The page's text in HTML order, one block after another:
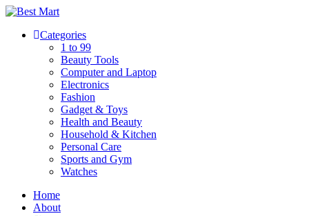
Skip
content Categories
1 to 99
Beauty Tools
Computer and Laptop
Electronics
Fashion
Gadget & Toys
Health and Beauty
Household & Kitchen
Personal Care
Sports and Gym
Watches
Home
About